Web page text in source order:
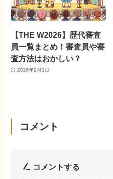
【THE W2026】歴代審査
員一覧まとめ！審査員や審
査方法はおかしい？
2026年2月3日
コメント
コメントする